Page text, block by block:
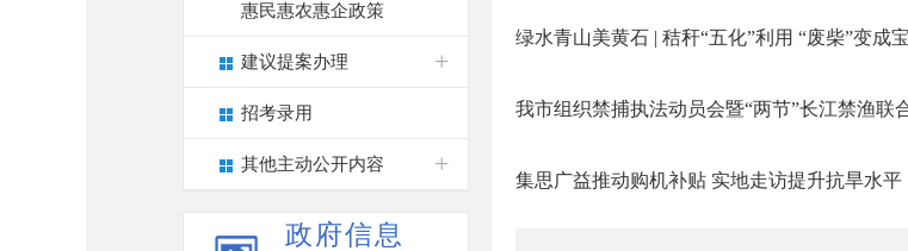
惠民惠农惠企政策
建议提案办理
招考录用
其他主动公开内容
政府信息
绿水青山美黄石 | 秸秆“五化”利用 “废柴”变成宝
我市组织禁捕执法动员会暨“两节”长江禁渔联
集思广益推动购机补贴 实地走访提升抗旱水平